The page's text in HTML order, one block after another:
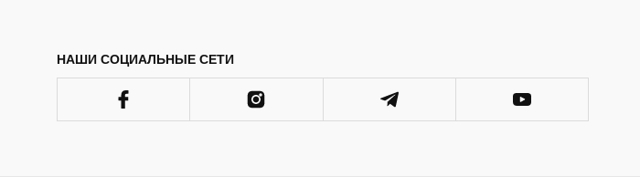
НАШИ СОЦИАЛЬНЫЕ СЕТИ